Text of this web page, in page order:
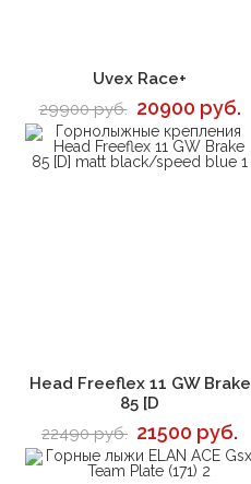
В корзину
Uvex Race+
29900 руб. 20900 руб.
В корзину
Head Freeflex 11 GW Brake
85 [D
22490 руб. 21500 руб.